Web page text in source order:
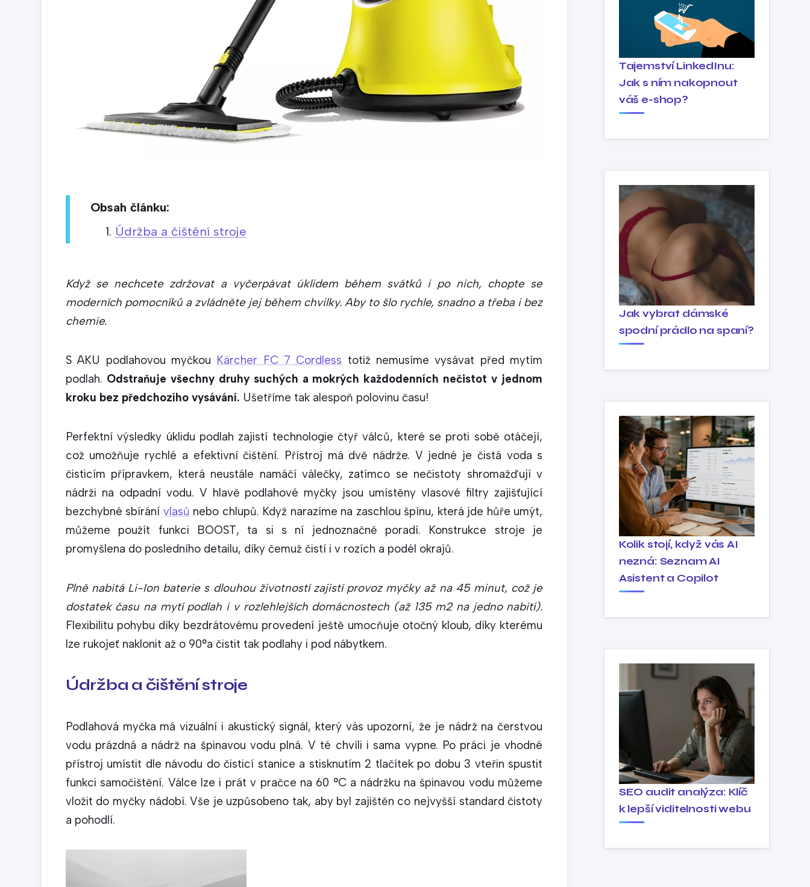
Obsah článku:
Údržba a čištění stroje
Když se nechcete zdržovat a vyčerpávat úklidem během svátků i po nich, chopte se
moderních pomocníků a zvládněte jej během chvilky. Aby to šlo rychle, snadno a třeba i bez
chemie.
S AKU podlahovou myčkou Kärcher FC 7 Cordless totiž nemusíme vysávat před mytím
podlah. Odstraňuje všechny druhy suchých a mokrých každodenních nečistot v jednom
kroku bez předchozího vysávání. Ušetříme tak alespoň polovinu času!
Perfektní výsledky úklidu podlah zajistí technologie čtyř válců, které se proti sobě otáčejí,
což umožňuje rychlé a efektivní čištění. Přístroj má dvě nádrže. V jedné je čistá voda s
čisticím přípravkem, která neustále namáčí válečky, zatímco se nečistoty shromažďují v
nádrži na odpadní vodu. V hlavě podlahové myčky jsou umístěny vlasové filtry zajišťující
bezchybné sbírání vlasů nebo chlupů. Když narazíme na zaschlou špínu, která jde hůře umýt,
můžeme použít funkci BOOST, ta si s ní jednoznačně poradí. Konstrukce stroje je
promyšlena do posledního detailu, díky čemuž čistí i v rozích a podél okrajů.
Plně nabitá Li-Ion baterie s dlouhou životností zajistí provoz myčky až na 45 minut, což je
dostatek času na mytí podlah i v rozlehlejších domácnostech (až 135 m2 na jedno nabití).
Flexibilitu pohybu díky bezdrátovému provedení ještě umocňuje otočný kloub, díky kterému
lze rukojeť naklonit až o 90°a čistit tak podlahy i pod nábytkem.
Údržba a čištění stroje
Podlahová myčka má vizuální i akustický signál, který vás upozorní, že je nádrž na čerstvou
vodu prázdná a nádrž na špinavou vodu plná. V té chvíli i sama vypne. Po práci je vhodné
přístroj umístit dle návodu do čisticí stanice a stisknutím 2 tlačítek po dobu 3 vteřin spustit
funkci samočištění. Válce lze i prát v pračce na 60 °C a nádržku na špinavou vodu můžeme
vložit do myčky nádobí. Vše je uzpůsobeno tak, aby byl zajištěn co nejvyšší standard čistoty
a pohodlí.
Tajemství LinkedInu:
Jak s ním nakopnout
váš e-shop?
Jak vybrat dámské
spodní prádlo na spaní?
Kolik stojí, když vás AI
nezná: Seznam AI
Asistent a Copilot
SEO audit analýza: Klíč
k lepší viditelnosti webu